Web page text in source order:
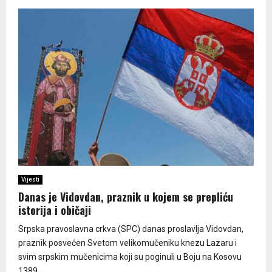
Vijesti
Danas je Vidovdan, praznik u kojem se prepliću
istorija i običaji
Srpska pravoslavna crkva (SPC) danas proslavlja Vidovdan,
praznik posvećen Svetom velikomučeniku knezu Lazaru i
svim srpskim mučenicima koji su poginuli u Boju na Kosovu